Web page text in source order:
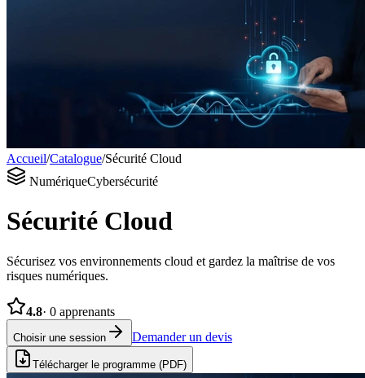
Accueil/Catalogue/Sécurité Cloud
NumériqueCybersécurité
Sécurité Cloud
Sécurisez vos environnements cloud et gardez la maîtrise de vos
risques numériques.
4.8· 0 apprenants
Choisir une session Demander un devis
Télécharger le programme (PDF)